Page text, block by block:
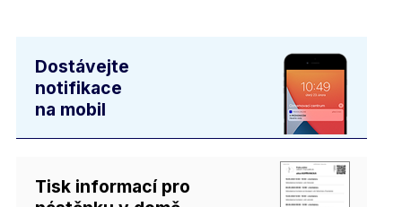
Dostávejte
notifikace
na mobil
Tisk informací pro